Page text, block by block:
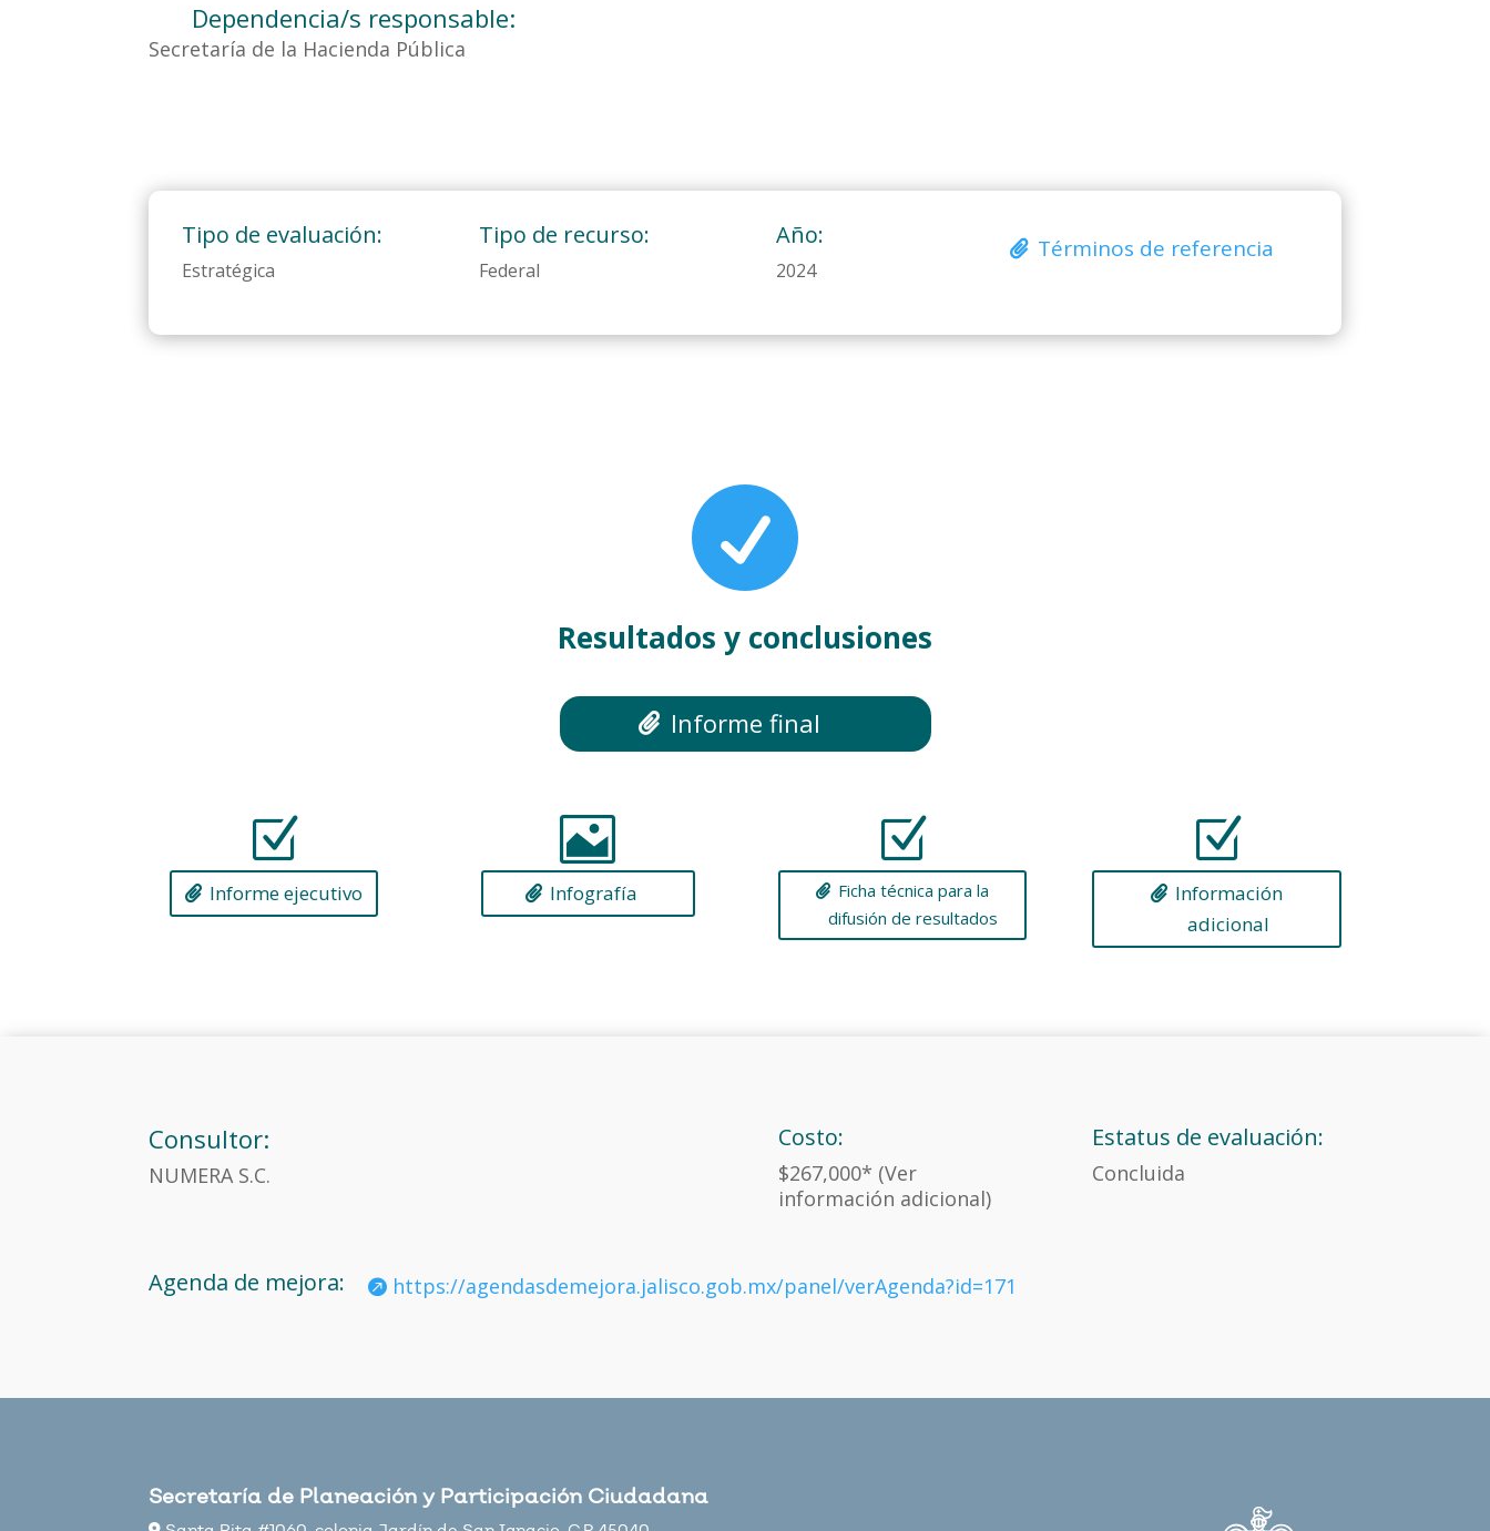
Dependencia/s responsable:
Secretaría de la Hacienda Pública
Tipo de evaluación:
Estratégica
Tipo de recurso:
Federal
Año:
2024
Términos de referencia

Resultados y conclusiones
Informe final
Z
Informe ejecutivo

Infografía
Z
Ficha técnica para la
difusión de resultados
Z
Información
adicional
Consultor:
NUMERA S.C.
Costo:
$267,000* (Ver
información adicional)
Estatus de evaluación:
Concluida
Agenda de mejora: https://agendasdemejora.jalisco.gob.mx/panel/verAgenda?id=171
Secretaría de Planeación y Participación Ciudadana